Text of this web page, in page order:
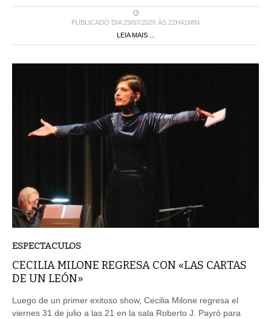
PUBLICADO DIA 29/07/2026 ÀS 22H41MIN
LEIA MAIS ...
ESPECTACULOS
CECILIA MILONE REGRESA CON «LAS CARTAS
DE UN LEÓN»
Luego de un primer exitoso show, Cecilia Milone regresa el
viernes 31 de julio a las 21 en la sala Roberto J. Payró para